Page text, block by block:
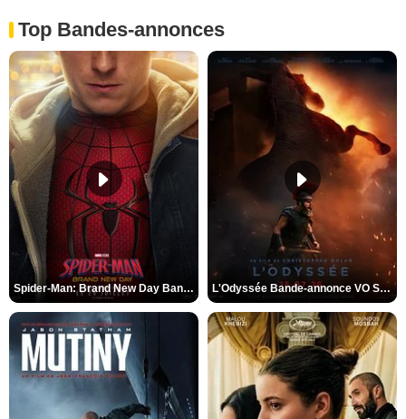
Top Bandes-annonces
Spider-Man: Brand New Day Bande-annonce VO STFR L'Odyssée Bande-annonce VO STFR